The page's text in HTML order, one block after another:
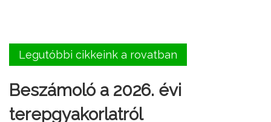
Legutóbbi cikkeink a rovatban
Beszámoló a 2026. évi
terepgyakorlatról